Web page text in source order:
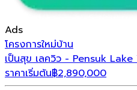
Ads
โครงการใหม่บ้าน
เป็นสุข เลควิว - Pensuk Lake
ราคาเริ่มต้น฿2,890,000